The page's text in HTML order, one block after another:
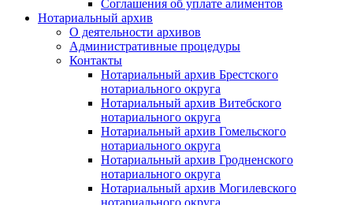
Соглашения об уплате алиментов
Нотариальный архив
О деятельности архивов
Административные процедуры
Контакты
Нотариальный архив Брестского
нотариального округа
Нотариальный архив Витебского
нотариального округа
Нотариальный архив Гомельского
нотариального округа
Нотариальный архив Гродненского
нотариального округа
Нотариальный архив Могилевского
нотариального округа